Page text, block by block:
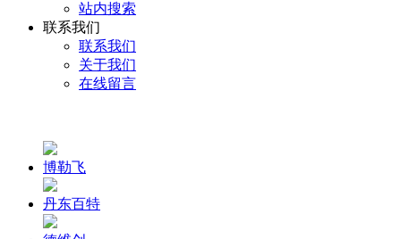
站内搜索
联系我们
联系我们
关于我们
在线留言
博勒飞
丹东百特